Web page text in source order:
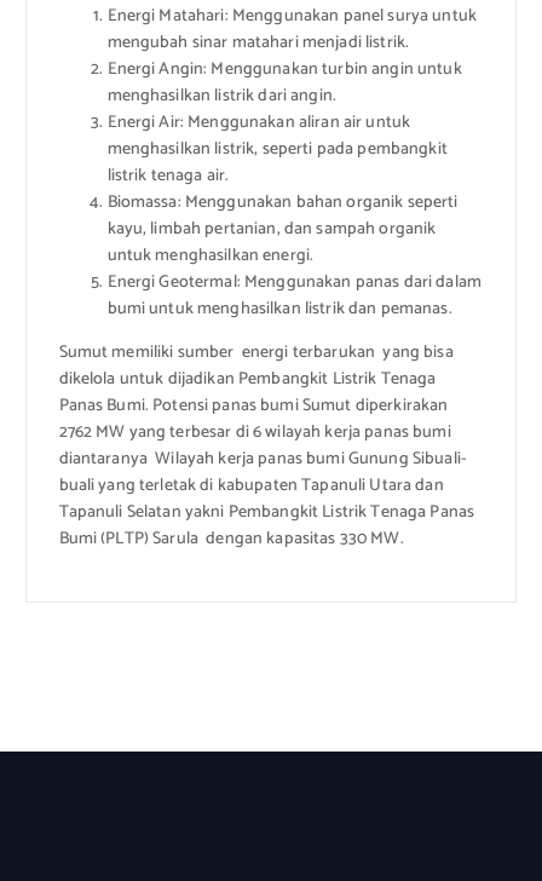
Energi Matahari: Menggunakan panel surya untuk
mengubah sinar matahari menjadi listrik.
Energi Angin: Menggunakan turbin angin untuk
menghasilkan listrik dari angin.
Energi Air: Menggunakan aliran air untuk
menghasilkan listrik, seperti pada pembangkit
listrik tenaga air.
Biomassa: Menggunakan bahan organik seperti
kayu, limbah pertanian, dan sampah organik
untuk menghasilkan energi.
Energi Geotermal: Menggunakan panas dari dalam
bumi untuk menghasilkan listrik dan pemanas.
Sumut memiliki sumber energi terbarukan yang bisa
dikelola untuk dijadikan Pembangkit Listrik Tenaga
Panas Bumi. Potensi panas bumi Sumut diperkirakan
2762 MW yang terbesar di 6 wilayah kerja panas bumi
diantaranya Wilayah kerja panas bumi Gunung Sibuali-
buali yang terletak di kabupaten Tapanuli Utara dan
Tapanuli Selatan yakni Pembangkit Listrik Tenaga Panas
Bumi (PLTP) Sarula dengan kapasitas 330 MW.